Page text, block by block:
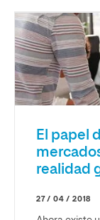
El papel
realidad
27 / 04 / 2018